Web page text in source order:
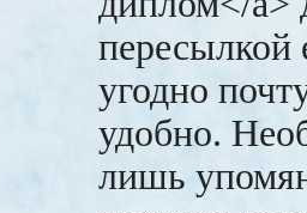
пересылкой
угодно
удобно.
лишь